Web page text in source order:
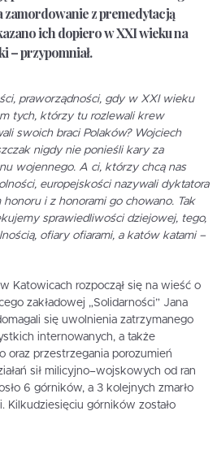
zamordowanie z premedytacją
ich dopiero w XXI wieku na
– przypomniał.
praworządności, gdy w XXI wieku
tych, którzy tu rozlewali krew
swoich braci Polaków? Wojciech
nigdy nie ponieśli kary za
wojennego. A ci, którzy chcą nas
europejskości nazywali dyktatora
i z honorami go chowano. Tak
sprawiedliwości dziejowej, tego,
ofiary ofiarami, a katów katami –
Katowicach rozpoczął się na wieść o
zakładowej „Solidarności” Jana
się uwolnienia zatrzymanego
internowanych, a także
oraz przestrzegania porozumień
sił milicyjno–wojskowych od ran
6 górników, a 3 kolejnych zmarło
Kilkudziesięciu górników zostało